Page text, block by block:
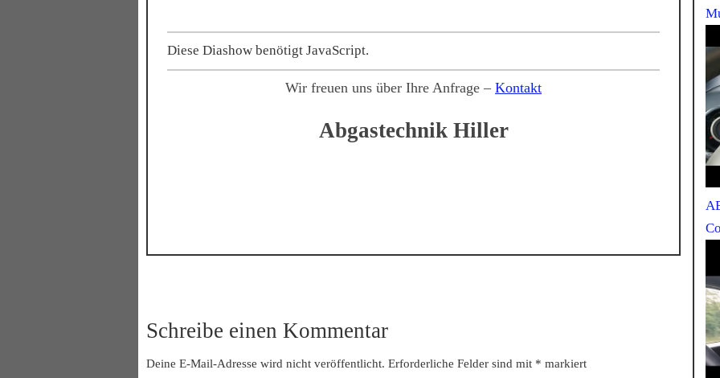
Diese Diashow benötigt JavaScript.
Wir freuen uns über Ihre Anfrage – Kontakt
Abgastechnik Hiller
Schreibe einen Kommentar
Deine E-Mail-Adresse wird nicht veröffentlicht. Erforderliche Felder sind mit * markiert